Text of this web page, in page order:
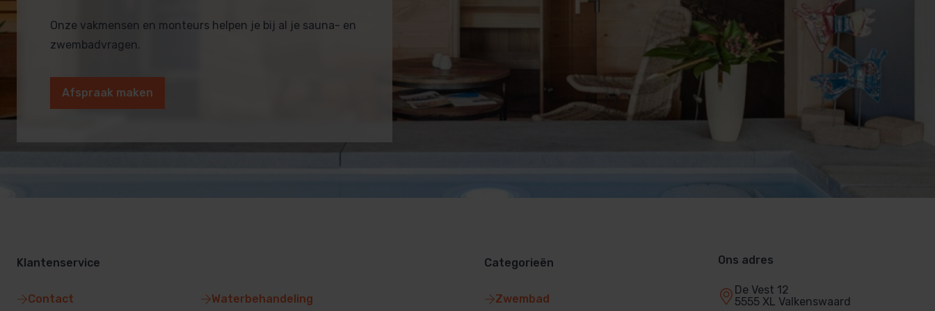
Onze vakmensen en monteurs helpen je bij al je sauna- en
zwembadvragen.
Afspraak maken
Klantenservice
Contact Waterbehandeling
Categorieën
Zwembad
Ons adres
De Vest 12
5555 XL Valkenswaard